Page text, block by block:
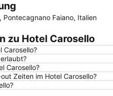
Agrópoli
Marina Piccola
Marina Grande
Fiordo di Furore
Marina del Cantone
Flughafen Salerno-Pontecagnano
Centro storico
Faiano, Italien
zu Hotel Carosello
Carosello?
Carosello?
Zeiten im Hotel Carosello?